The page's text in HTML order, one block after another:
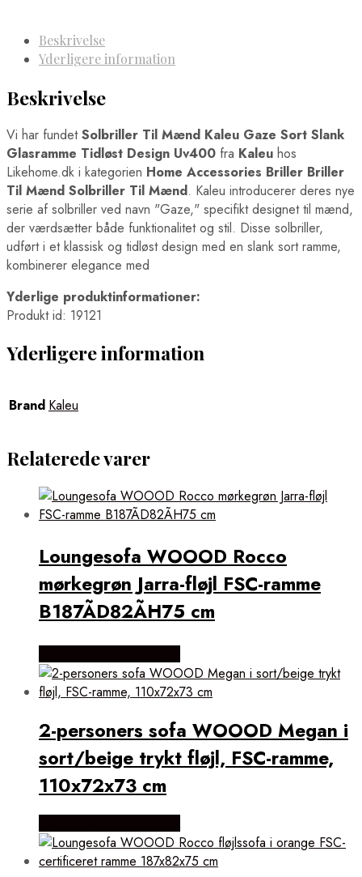
Beskrivelse
Yderligere information
Beskrivelse
Vi har fundetSolbriller Til Mænd Kaleu Gaze Sort Slank
Glasramme Tidløst Design Uv400 fra Kaleu hos
Likehome.dk i kategorien Home Accessories Briller Briller
Til Mænd Solbriller Til Mænd. Kaleu introducerer deres nye
serie af solbriller ved navn "Gaze," specifikt designet til mænd,
der værdsætter både funktionalitet og stil. Disse solbriller,
udført i et klassisk og tidløst design med en slank sort ramme,
kombinerer elegance med
Yderlige produktinformationer:
Produkt id: 19121
Yderligere information
Brand Kaleu
Relaterede varer
Loungesofa WOOOD Rocco
mørkegrøn Jarra-fløjl FSC-ramme
B187ÃD82ÃH75 cm
2-personers sofa WOOOD Megan i
sort/beige trykt fløjl, FSC-ramme,
110x72x73 cm